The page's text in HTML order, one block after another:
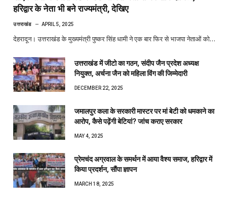
हरिद्वार के नेता भी बने राज्यमंत्री, देखिए
उत्तराखंड APRIL 5, 2025
देहरादून। उत्तराखंड के मुख्यमंत्री पुष्कर सिंह धामी ने एक बार फिर से भाजपा नेताओं को…
उत्तराखंड में जीटो का गठन, संदीप जैन प्रदेश अध्यक्ष
नियुक्त, अर्चना जैन को महिला विंग की जिम्मेदारी
DECEMBER 22, 2025
जमालपुर कला के सरकारी मास्टर पर मां बेटी को धमकाने का
आरोप, कैसे पढ़ेंगी बेटियां? जांच कराए सरकार
MAY 4, 2025
प्रेमचंद अग्रवाल के समर्थन में आया वैश्य समाज, हरिद्वार में
किया प्रदर्शन, सौंपा ज्ञापन
MARCH 18, 2025